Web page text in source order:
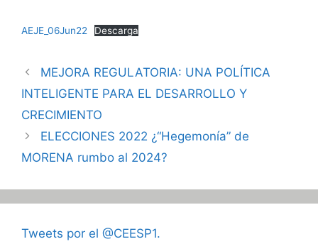
AEJE_06Jun22 Descarga
MEJORA REGULATORIA: UNA POLÍTICA
INTELIGENTE PARA EL DESARROLLO Y
CRECIMIENTO
ELECCIONES 2022 ¿“Hegemonía” de
MORENA rumbo al 2024?
Tweets por el @CEESP1.